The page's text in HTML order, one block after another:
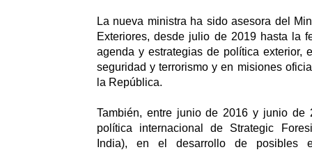
La nueva ministra ha sido asesora del
Exteriores, desde julio de 2019 hasta la
agenda y estrategias de política exterior,
seguridad y terrorismo y en misiones
la República.
También, entre junio de 2016 y junio de
política internacional de Strategic
India), en el desarrollo de posibles